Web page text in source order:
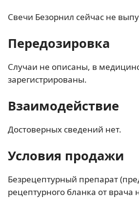
Свечи Безорнил сейчас не
Передозировка
Случаи не описаны, в
зарегистрированы.
Взаимодействие
Достоверных сведений нет.
Условия продажи
Безрецептурный препарат
рецептурного бланка от врача